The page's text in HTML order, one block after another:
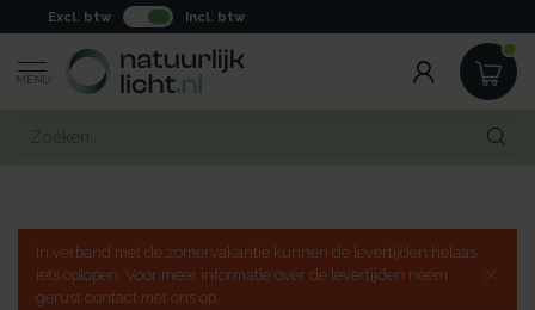
Excl. btw Incl. btw
MENU
In verband met de zomervakantie kunnen de levertijden helaas
iets oplopen. Voor meer informatie over de levertijden neem
gerust contact met ons op.